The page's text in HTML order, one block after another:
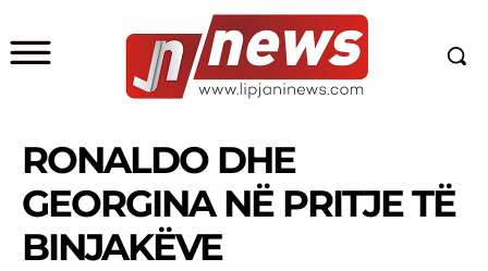
RONALDO DHE
GEORGINA NË PRITJE TË
BINJAKËVE